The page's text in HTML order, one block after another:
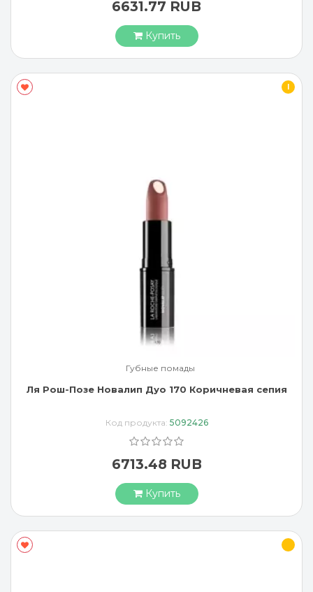
6631.77 RUB
Купить
I
Губные помады
Ля Рош-Позе Новалип Дуо 170 Коричневая сепия
Код продукта: 5092426
6713.48 RUB
Купить